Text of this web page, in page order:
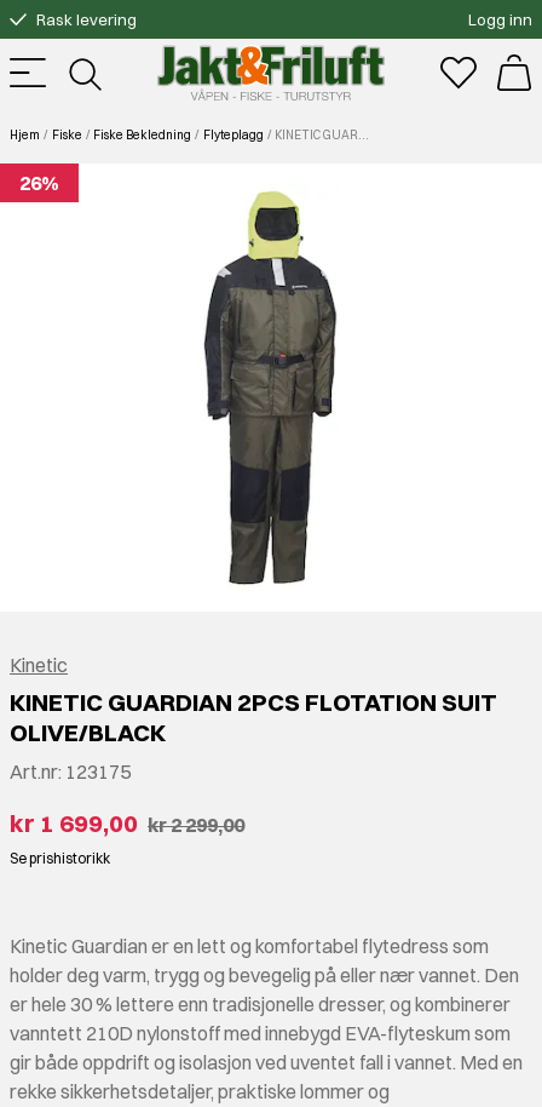
Rask levering
Gratis bytte
Fri frakt over 3000.-
Logg inn
Hjem Fiske Fiske Bekledning Flyteplagg KINETIC GUARDIAN 2PCS FLOTATION SUIT OLIVE/BLACK
26%
Kinetic
KINETIC GUARDIAN 2PCS FLOTATION SUIT
OLIVE/BLACK
Art.nr: 123175
kr 1 699,00 kr 2 299,00
Se prishistorikk
Kinetic Guardian er en lett og komfortabel flytedress som
holder deg varm, trygg og bevegelig på eller nær vannet. Den
er hele 30 % lettere enn tradisjonelle dresser, og kombinerer
vanntett 210D nylonstoff med innebygd EVA-flyteskum som
gir både oppdrift og isolasjon ved uventet fall i vannet. Med en
rekke sikkerhetsdetaljer, praktiske lommer og